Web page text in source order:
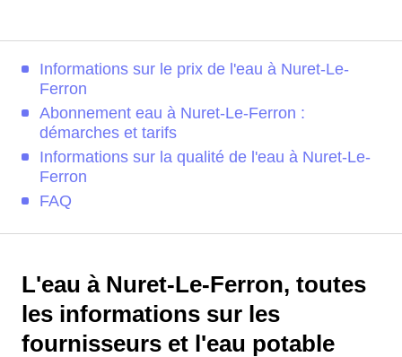
Informations sur le prix de l'eau à Nuret-Le-
Ferron
Abonnement eau à Nuret-Le-Ferron :
démarches et tarifs
Informations sur la qualité de l'eau à Nuret-Le-
Ferron
FAQ
L'eau à Nuret-Le-Ferron, toutes
les informations sur les
fournisseurs et l'eau potable